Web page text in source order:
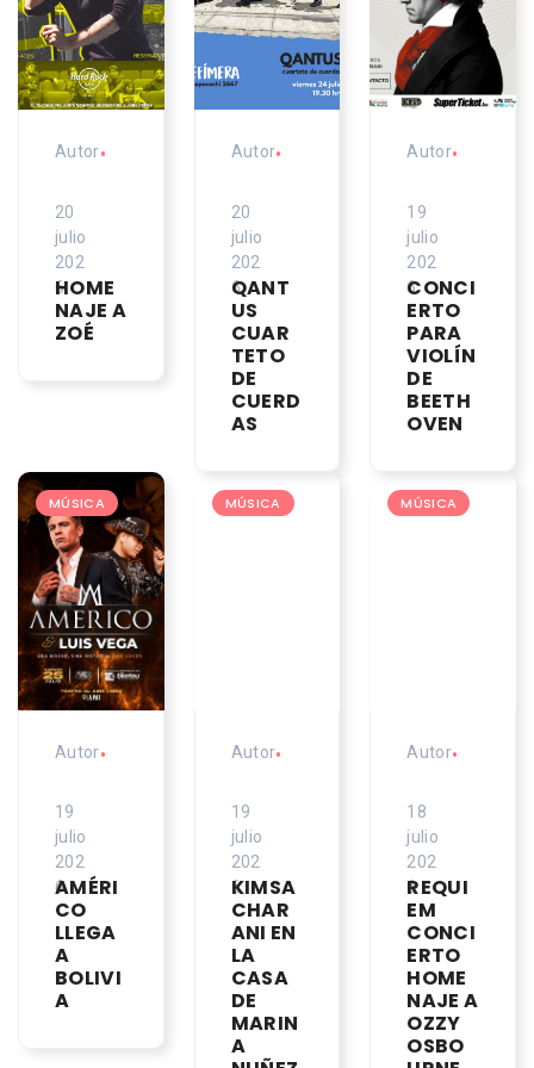
Autor•
20
julio
202
6
HOME
NAJE A
ZOÉ
Autor•
20
julio
202
6
QANT
US
CUAR
TETO
DE
CUERD
AS
Autor•
19
julio
202
6
CONCI
ERTO
PARA
VIOLÍN
DE
BEETH
OVEN
MÚSICA
Autor•
19
julio
202
6
AMÉRI
CO
LLEGA
A
BOLIVI
A
MÚSICA
Autor•
19
julio
202
6
KIMSA
CHAR
ANI EN
LA
CASA
DE
MARIN
A
MÚSICA
Autor•
18
julio
202
6
REQUI
EM
CONCI
ERTO
HOME
NAJE A
OZZY
OSBO